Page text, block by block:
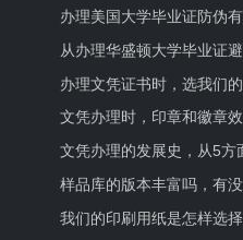
办理美国大学毕业证防伪
从办理华盛顿大学毕业证
办理文凭证书时，选我们的
文凭办理时，印章和徽章
文凭办理的发展史，从5方
样品库的版本丰富吗，有
我们的印刷用纸是怎样选